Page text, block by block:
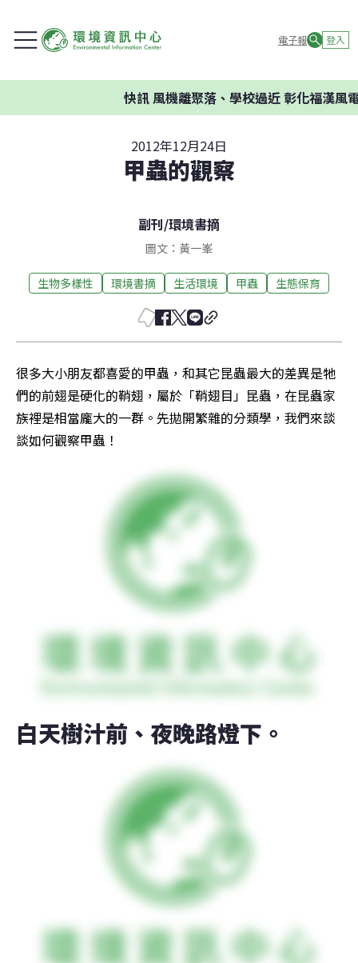
電子報 登入
快訊風機離聚落、學校過近 彰化福漢風電
2012年12月24日
甲蟲的觀察
副刊/環境書摘
圖文：黃一峯
生物多樣性 環境書摘 生活環境 甲蟲 生態保育
很多大小朋友都喜愛的甲蟲，和其它昆蟲最大的差異是牠
們的前翅是硬化的鞘翅，屬於「鞘翅目」昆蟲，在昆蟲家
族裡是相當龐大的一群。先拋開繁雜的分類學，我們來談
談如何觀察甲蟲！
白天樹汁前、夜晚路燈下。